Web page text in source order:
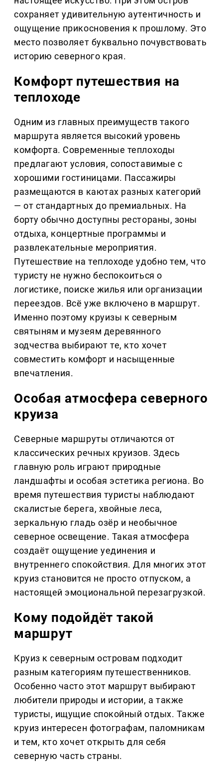
сохраняет удивительную аутентичность и
ощущение прикосновения к прошлому. Это
место позволяет буквально почувствовать
историю северного края.
Комфорт путешествия на
теплоходе
Одним из главных преимуществ такого
маршрута является высокий уровень
комфорта. Современные теплоходы
предлагают условия, сопоставимые с
хорошими гостиницами. Пассажиры
размещаются в каютах разных категорий
— от стандартных до премиальных. На
борту обычно доступны рестораны, зоны
отдыха, концертные программы и
развлекательные мероприятия.
Путешествие на теплоходе удобно тем, что
туристу не нужно беспокоиться о
логистике, поиске жилья или организации
переездов. Всё уже включено в маршрут.
Именно поэтому круизы к северным
святыням и музеям деревянного
зодчества выбирают те, кто хочет
совместить комфорт и насыщенные
впечатления.
Особая атмосфера северного
круиза
Северные маршруты отличаются от
классических речных круизов. Здесь
главную роль играют природные
ландшафты и особая эстетика региона. Во
время путешествия туристы наблюдают
скалистые берега, хвойные леса,
зеркальную гладь озёр и необычное
северное освещение. Такая атмосфера
создаёт ощущение уединения и
внутреннего спокойствия. Для многих этот
круиз становится не просто отпуском, а
настоящей эмоциональной перезагрузкой.
Кому подойдёт такой
маршрут
Круиз к северным островам подходит
разным категориям путешественников.
Особенно часто этот маршрут выбирают
любители природы и истории, а также
туристы, ищущие спокойный отдых. Также
круиз интересен фотографам, паломникам
и тем, кто хочет открыть для себя
северную часть страны.